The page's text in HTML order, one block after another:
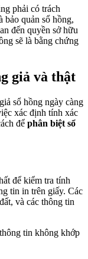
phải có trách
bảo quản sổ hồng,
đến quyền sở hữu
sẽ là bằng chứng
giả và thật
sổ hồng ngày càng
xác định tính xác
để phân biệt sổ
để kiểm tra tính
tin in trên giấy. Các
và các thông tin
tin không khớp